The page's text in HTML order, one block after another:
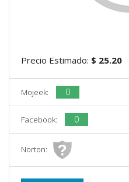
Precio Estimado: $ 25.20
Mojeek: 0
Facebook: 0
Norton: